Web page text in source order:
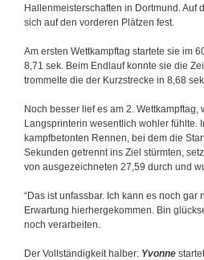
Hallenmeisterschaften in Dortmund. Auf
sich auf den vorderen Plätzen fest.
Am ersten Wettkampftag startete sie im
8,71 sek. Beim Endlauf konnte sie die
trommelte die der Kurzstrecke in 8,68
Noch besser lief es am 2. Wettkampftag,
Langsprinterin wesentlich wohler fühlte.
kampfbetonten Rennen, bei dem die
Sekunden getrennt ins Ziel stürmten,
von ausgezeichneten 27,59 durch und
“Das ist unfassbar. Ich kann es noch gar
Erwartung hierhergekommen. Bin
noch verarbeiten.
Der Vollständigkeit halber: Yvonne